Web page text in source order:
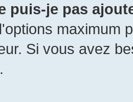
puis-je pas
maximum
Si vous avez